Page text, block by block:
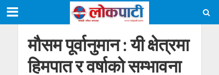
मौसम पूर्वानुमान : यी क्षेत्रमा
हिमपात र वर्षाको सम्भावना